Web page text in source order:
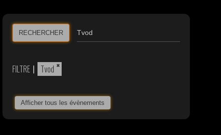
RECHERCHER
FILTRE | ×
Tvod
Afficher tous les évènements